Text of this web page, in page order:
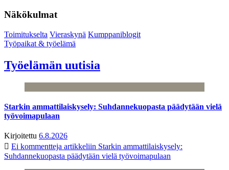
Näkökulmat
Toimitukselta Vieraskynä Kumppaniblogit
Työpaikat & työelämä
Työelämän uutisia
Starkin ammattilaiskysely: Suhdannekuopasta päädytään vielä
työvoimapulaan
Kirjoitettu 6.8.2026
Ei kommentteja artikkeliin Starkin ammattilaiskysely:
Suhdannekuopasta päädytään vielä työvoimapulaan